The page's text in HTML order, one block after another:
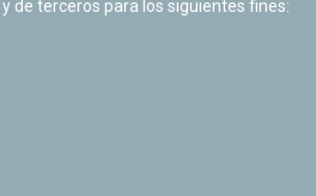
de terceros para los siguientes fines: